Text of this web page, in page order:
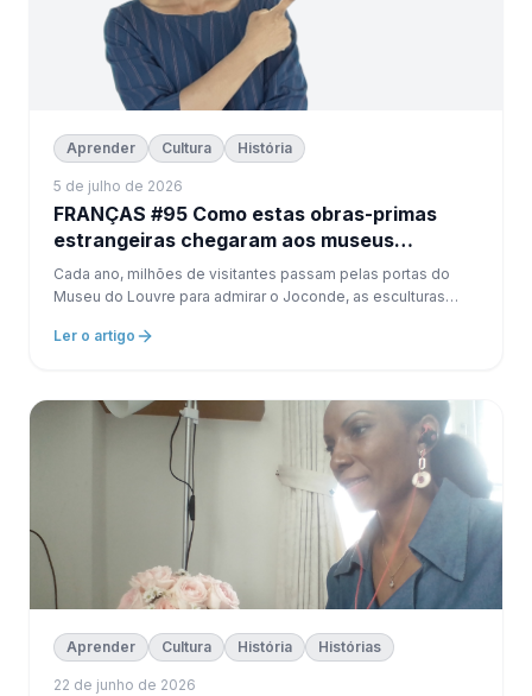
Aprender Cultura História
5 de julho de 2026
FRANÇAS #95 Como estas obras-primas
estrangeiras chegaram aos museus
franceses?
Cada ano, milhões de visitantes passam pelas portas do
Museu do Louvre para admirar o Joconde, as esculturas
Ler o artigo
Aprender Cultura História Histórias
22 de junho de 2026